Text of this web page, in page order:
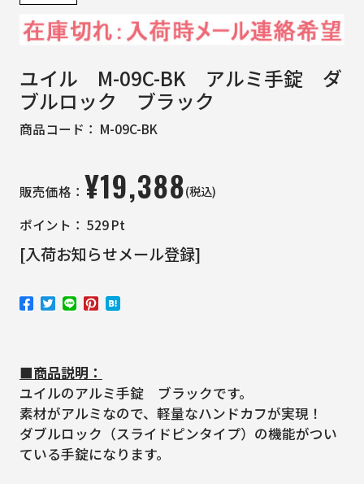
ユイル M-09C-BK アルミ手錠 ダ
ブルロック ブラック
商品コード： M-09C-BK
販売価格： ¥19,388(税込)
ポイント： 529Pt
[入荷お知らせメール登録]
■商品説明：
ユイルのアルミ手錠 ブラックです。
素材がアルミなので、軽量なハンドカフが実現！
ダブルロック（スライドピンタイプ）の機能がつい
ている手錠になります。